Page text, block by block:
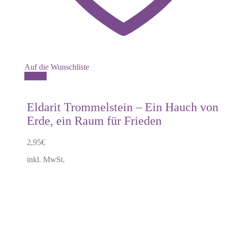
Auf die Wunschliste
Eldarit Trommelstein – Ein Hauch von
Erde, ein Raum für Frieden
2,95€
inkl. MwSt.